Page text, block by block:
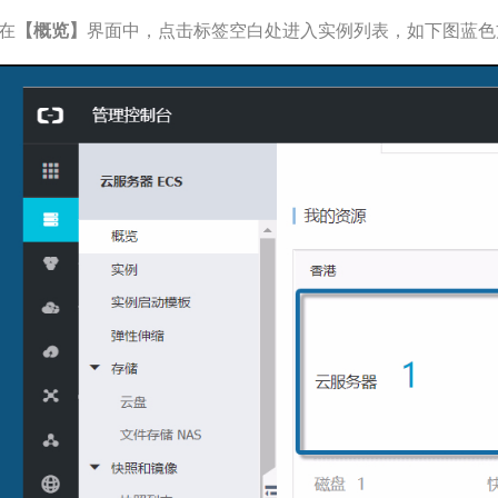
【概览】 界面中，点击标签空白处进入实例列表，如下图蓝